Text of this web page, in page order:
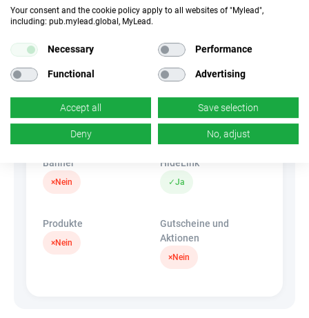
Unerlaubter
k.A.
k.A.
×Nein
Banner
×Nein
HideLink
✓Ja
Produkte
×Nein
Gutscheine und
Aktionen
×Nein
Your consent and the cookie policy apply to all websites of "Mylead",
including: pub.mylead.global, MyLead.
Necessary Performance
Functional Advertising
Accept all Save selection
Deny No, adjust